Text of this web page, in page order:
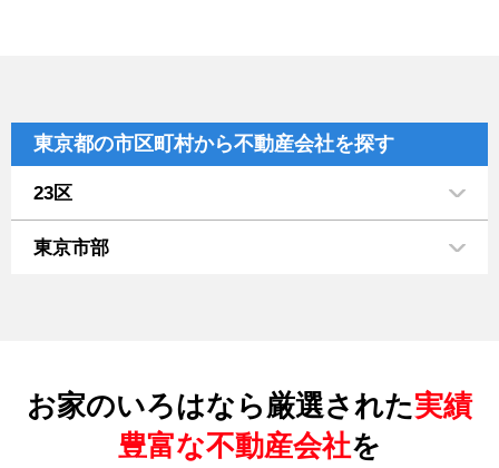
東京都の市区町村から不動産会社を探す
23区
東京市部
お家のいろはなら厳選された実績
豊富な不動産会社を